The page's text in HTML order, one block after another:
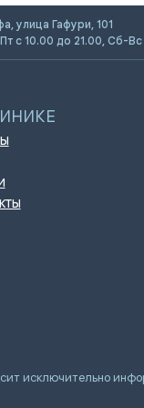
улица Гафури, 101
с 10.00 до 21.00, Сб-Вс